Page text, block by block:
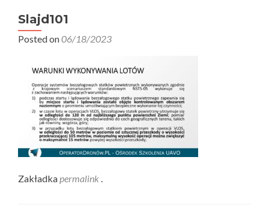
Slajd101
Posted on06/18/2023
Zakładkapermalink .